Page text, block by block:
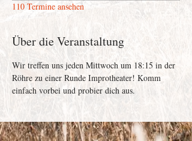
110 Termine ansehen
Über die Veranstaltung
Wir treffen uns jeden Mittwoch um 18:15 in der
Röhre zu einer Runde Improtheater! Komm
einfach vorbei und probier dich aus.